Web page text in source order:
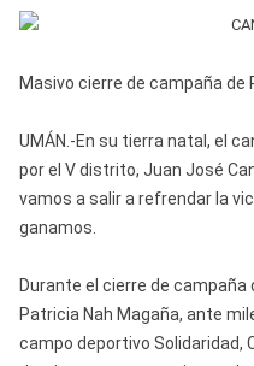
Masivo cierre de campaña de
UMÁN.-En su tierra natal, el
por el V distrito, Juan José
vamos a salir a refrendar la
ganamos.
Durante el cierre de campaña
Patricia Nah Magaña, ante
campo deportivo Solidaridad,